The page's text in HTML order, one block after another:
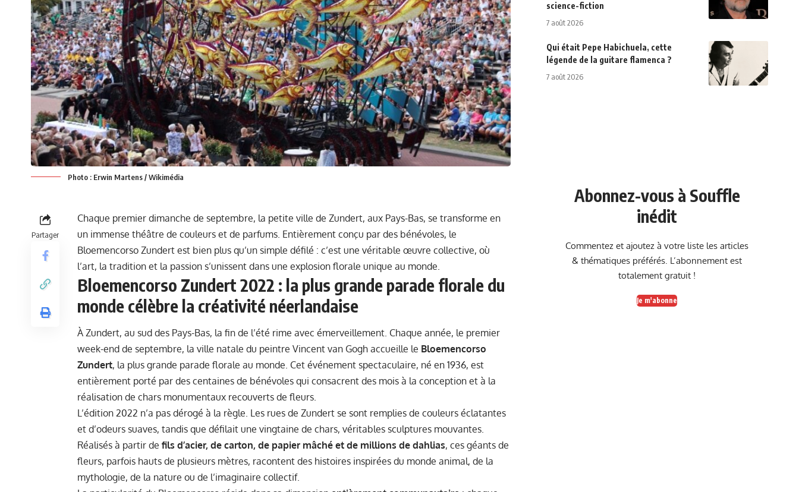
Photo : Erwin Martens / Wikimédia
Partager
Chaque premier dimanche de septembre, la petite ville de Zundert, aux Pays-Bas, se transforme en
un immense théâtre de couleurs et de parfums. Entièrement conçu par des bénévoles, le
Bloemencorso Zundert est bien plus qu’un simple défilé : c’est une véritable œuvre collective, où
l’art, la tradition et la passion s’unissent dans une explosion florale unique au monde.
Bloemencorso Zundert 2022 : la plus grande parade florale du
monde célèbre la créativité néerlandaise
À Zundert, au sud des Pays-Bas, la fin de l’été rime avec émerveillement. Chaque année, le premier
week-end de septembre, la ville natale du peintre Vincent van Gogh accueille le Bloemencorso
Zundert, la plus grande parade florale au monde. Cet événement spectaculaire, né en 1936, est
entièrement porté par des centaines de bénévoles qui consacrent des mois à la conception et à la
réalisation de chars monumentaux recouverts de fleurs.
L’édition 2022 n’a pas dérogé à la règle. Les rues de Zundert se sont remplies de couleurs éclatantes
et d’odeurs suaves, tandis que défilait une vingtaine de chars, véritables sculptures mouvantes.
Réalisés à partir de fils d’acier, de carton, de papier mâché et de millions de dahlias, ces géants de
fleurs, parfois hauts de plusieurs mètres, racontent des histoires inspirées du monde animal, de la
mythologie, de la nature ou de l’imaginaire collectif.
science-fiction
7 août 2026
Qui était Pepe Habichuela, cette
légende de la guitare flamenca ?
7 août 2026
Abonnez-vous à Souffle
inédit
Commentez et ajoutez à votre liste les articles
& thématiques préférés. L’abonnement est
totalement gratuit !
Je m'abonne